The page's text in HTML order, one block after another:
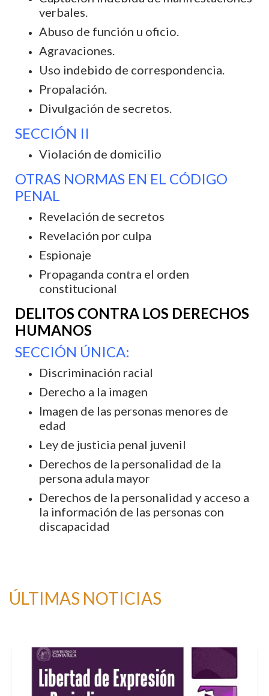
verbales.
Abuso de función u oficio.
Agravaciones.
Uso indebido de correspondencia.
Propalación.
Divulgación de secretos.
SECCIÓN II
Violación de domicilio
OTRAS NORMAS EN EL CÓDIGO
PENAL
Revelación de secretos
Revelación por culpa
Espionaje
Propaganda contra el orden
constitucional
DELITOS CONTRA LOS DERECHOS
HUMANOS
SECCIÓN ÚNICA:
Discriminación racial
Derecho a la imagen
Imagen de las personas menores de
edad
Ley de justicia penal juvenil
Derechos de la personalidad de la
persona adula mayor
Derechos de la personalidad y acceso a
la información de las personas con
discapacidad
ÚLTIMAS NOTICIAS